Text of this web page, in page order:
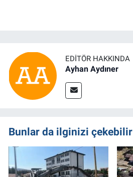
EDITÖR HAKKINDA
Ayhan Aydıner
Bunlar da ilginizi çekebilir